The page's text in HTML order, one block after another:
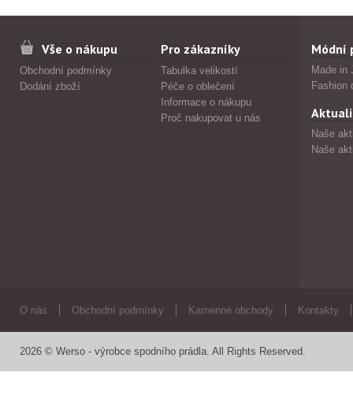
Vše o nákupu
Obchodní podmínky
Dodání zboží
Pro zákazníky
Tabulka velikostí
Péče o oblečení
Informace o nákupu
Proč nakupovat u nás
Módní
Made in
Fashion
Naše
Naše
O nás Obchodní podmínky Kamenné obchody Kontakty
2026 © Werso - výrobce spodního prádla. All Rights Reserved.